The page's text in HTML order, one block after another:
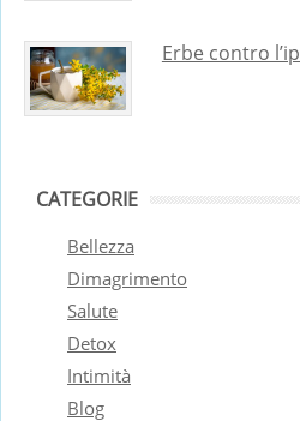
Erbe contro
CATEGORIE
Bellezza
Dimagrimento
Salute
Detox
Intimità
Blog